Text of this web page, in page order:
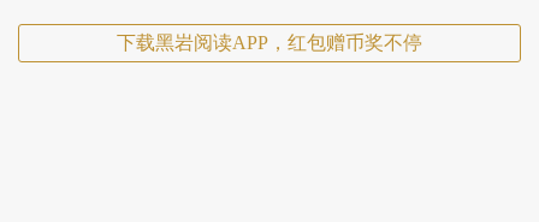
下载黑岩阅读APP，红包赠币奖不停